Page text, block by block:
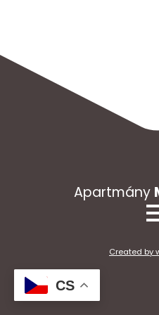
Apartmány
Created by
CS